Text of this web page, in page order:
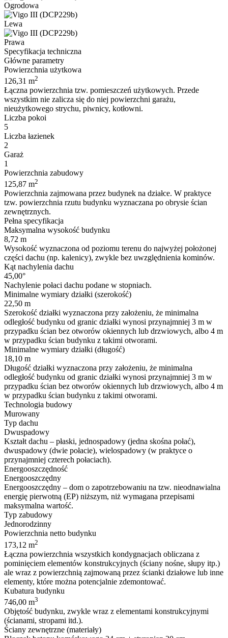
Ogrodowa
Lewa
Prawa
Specyfikacja techniczna
Główne parametry
Powierzchnia użytkowa
126,31 m2
Łączna powierzchnia tzw. pomieszczeń użytkowych. Przede
wszystkim nie zalicza się do niej powierzchni garażu,
nieużytkowego strychu, piwnicy, kotłowni.
Liczba pokoi
5
Liczba łazienek
2
Garaż
1
Powierzchnia zabudowy
125,87 m2
Powierzchnia zajmowana przez budynek na działce. W praktyce
tzw. powierzchnia rzutu budynku wyznaczana po obrysie ścian
zewnętrznych.
Pełna specyfikacja
Maksymalna wysokość budynku
8,72 m
Wysokość wyznaczona od poziomu terenu do najwyżej położonej
części dachu (np. kalenicy), zwykle bez uwzględnienia kominów.
Kąt nachylenia dachu
45,00°
Nachylenie połaci dachu podane w stopniach.
Minimalne wymiary działki (szerokość)
22,50 m
Szerokość działki wyznaczona przy założeniu, że minimalna
odległość budynku od granic działki wynosi przynajmniej 3 m w
przypadku ścian bez otworów okiennych lub drzwiowych, albo 4 m
w przypadku ścian budynku z takimi otworami.
Minimalne wymiary działki (długość)
18,10 m
Długość działki wyznaczona przy założeniu, że minimalna
odległość budynku od granic działki wynosi przynajmniej 3 m w
przypadku ścian bez otworów okiennych lub drzwiowych, albo 4 m
w przypadku ścian budynku z takimi otworami.
Technologia budowy
Murowany
Typ dachu
Dwuspadowy
Kształt dachu – płaski, jednospadowy (jedna skośna połać),
dwuspadowy (dwie połacie), wielospadowy (w praktyce o
przynajmniej czterech połaciach).
Energooszczędność
Energooszczędny
Energooszczędny – dom o zapotrzebowaniu na tzw. nieodnawialna
energię pierwotną (EP) niższym, niż wymagana przepisami
maksymalna wartość.
Typ zabudowy
Jednorodzinny
Powierzchnia netto budynku
173,12 m2
Łączna powierzchnia wszystkich kondygnacjach obliczana z
pominięciem elementów konstrukcyjnych (ściany nośne, słupy itp.)
ale wraz z powierzchnią zajmowaną przez ścianki działowe lub inne
elementy, które można potencjalnie zdemontować.
Kubatura budynku
746,00 m3
Objętość budynku, zwykle wraz z elementami konstrukcyjnymi
(ścianami, stropami itd.).
Ściany zewnętrzne (materiały)